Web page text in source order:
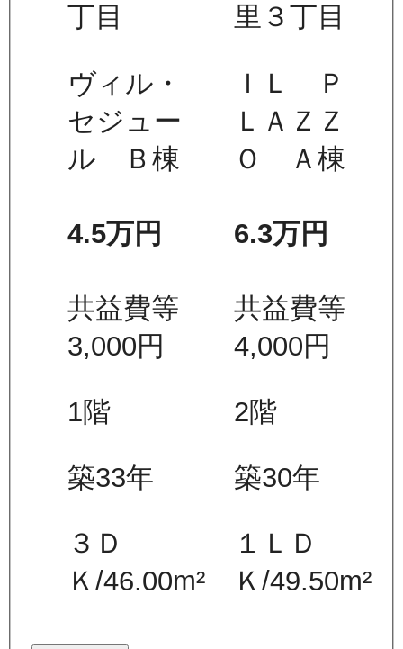
丁目
ヴィル・
セジュー
ル Ｂ棟
4.5万円
共益費等
3,000円
1階
築33年
３Ｄ
Ｋ/46.00m²
里３丁目
ＩＬ Ｐ
ＬＡＺＺ
Ｏ Ａ棟
6.3万円
共益費等
4,000円
2階
築30年
１ＬＤ
Ｋ /49.50m²